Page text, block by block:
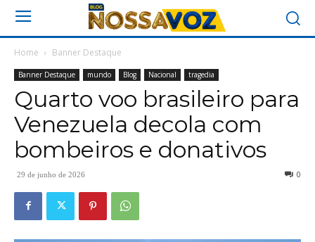
Home Banner Destaque
Banner Destaque mundo Blog Nacional tragedia
Quarto voo brasileiro para
Venezuela decola com
bombeiros e donativos
29 de junho de 2026 0